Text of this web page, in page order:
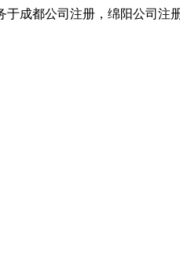
成都公司注册，绵阳公司